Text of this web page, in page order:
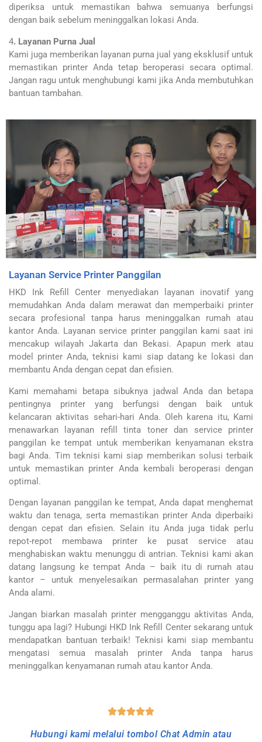
diperiksa untuk memastikan bahwa semuanya berfungsi
dengan baik sebelum meninggalkan lokasi Anda.
4. Layanan Purna Jual
Kami juga memberikan layanan purna jual yang eksklusif untuk
memastikan printer Anda tetap beroperasi secara optimal.
Jangan ragu untuk menghubungi kami jika Anda membutuhkan
bantuan tambahan.
Layanan Service Printer Panggilan
HKD Ink Refill Center menyediakan layanan inovatif yang
memudahkan Anda dalam merawat dan memperbaiki printer
secara profesional tanpa harus meninggalkan rumah atau
kantor Anda. Layanan service printer panggilan kami saat ini
mencakup wilayah Jakarta dan Bekasi. Apapun merk atau
model printer Anda, teknisi kami siap datang ke lokasi dan
membantu Anda dengan cepat dan efisien.
Kami memahami betapa sibuknya jadwal Anda dan betapa
pentingnya printer yang berfungsi dengan baik untuk
kelancaran aktivitas sehari-hari Anda. Oleh karena itu, Kami
menawarkan layanan refill tinta toner dan service printer
panggilan ke tempat untuk memberikan kenyamanan ekstra
bagi Anda. Tim teknisi kami siap memberikan solusi terbaik
untuk memastikan printer Anda kembali beroperasi dengan
optimal.
Dengan layanan panggilan ke tempat, Anda dapat menghemat
waktu dan tenaga, serta memastikan printer Anda diperbaiki
dengan cepat dan efisien. Selain itu Anda juga tidak perlu
repot-repot membawa printer ke pusat service atau
menghabiskan waktu menunggu di antrian. Teknisi kami akan
datang langsung ke tempat Anda – baik itu di rumah atau
kantor – untuk menyelesaikan permasalahan printer yang
Anda alami.
Jangan biarkan masalah printer mengganggu aktivitas Anda,
tunggu apa lagi? Hubungi HKD Ink Refill Center sekarang untuk
mendapatkan bantuan terbaik! Teknisi kami siap membantu
mengatasi semua masalah printer Anda tanpa harus
meninggalkan kenyamanan rumah atau kantor Anda.
Hubungi kami melalui tombol Chat Admin atau